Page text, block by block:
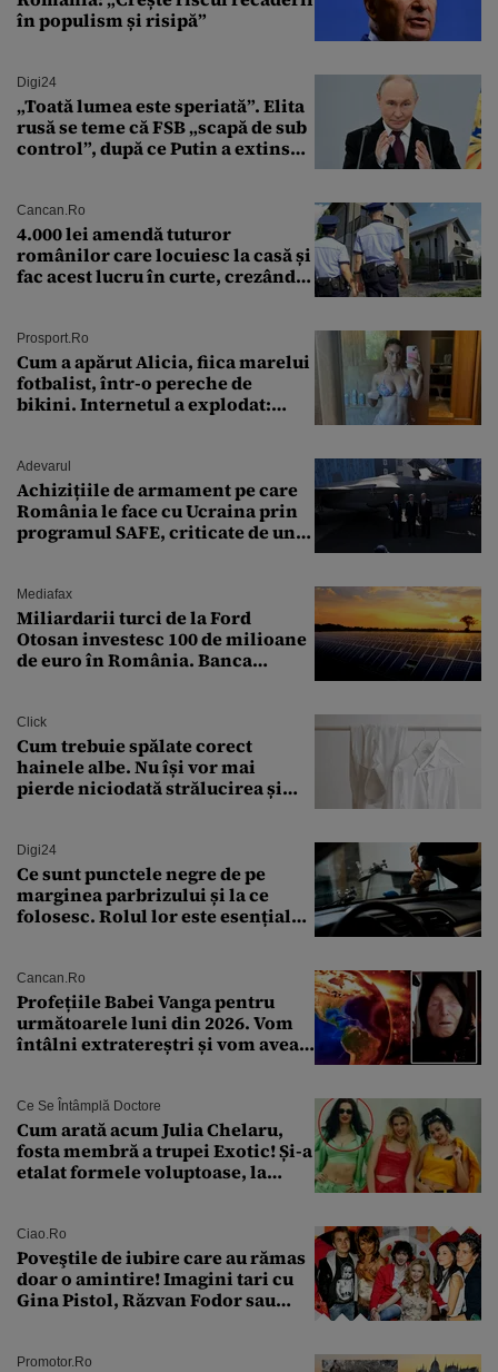
în populism și risipă”
Digi24
„Toată lumea este speriată”. Elita
rusă se teme că FSB „scapă de sub
control”, după ce Putin a extins
Cancan.ro
4.000 lei amendă tuturor
românilor care locuiesc la casă și
fac acest lucru în curte, crezând
Prosport.ro
Cum a apărut Alicia, fiica marelui
fotbalist, într-o pereche de
bikini. Internetul a explodat:
Adevarul
Achizițiile de armament pe care
România le face cu Ucraina prin
programul SAFE, criticate de un
Mediafax
Miliardarii turci de la Ford
Otosan investesc 100 de milioane
de euro în România. Banca
Click
Cum trebuie spălate corect
hainele albe. Nu își vor mai
pierde niciodată strălucirea și
Digi24
Ce sunt punctele negre de pe
marginea parbrizului și la ce
folosesc. Rolul lor este esențial
Cancan.ro
Profețiile Babei Vanga pentru
următoarele luni din 2026. Vom
întâlni extratereștri și vom avea
Ce Se Întâmplă Doctore
Cum arată acum Julia Chelaru,
fosta membră a trupei Exotic! Și-a
etalat formele voluptoase, la
Ciao.ro
Poveştile de iubire care au rămas
doar o amintire! Imagini tari cu
Gina Pistol, Răzvan Fodor sau
Promotor.ro